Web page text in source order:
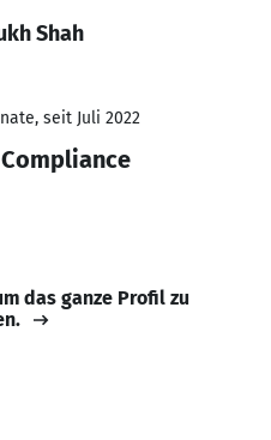
Shah
seit Juli 2022
das ganze Profil zu